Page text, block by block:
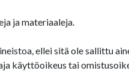
ja materiaaleja.
ellei sitä ole sallittu
käyttöoikeus tai